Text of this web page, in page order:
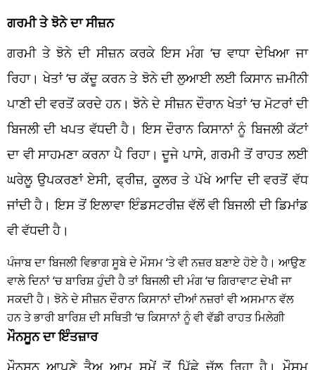
ਗਰਮੀ ਤੇ ਝੋਨੇ ਦਾ ਸੀਜ਼ਨ
ਗਰਮੀ ਤੇ ਝੋਨੇ ਦੀ ਸੀਜ਼ਨ ਕਰਕੇ ਇਸ ਮੰਗ ‘ਚ ਵਾਧਾ ਦੇਖਿਆ ਜਾ
ਰਿਹਾ। ਖੇਤਾਂ ‘ਚ ਕੱਦੂ ਕਰਨ ਤੇ ਝੋਨੇ ਦੀ ਲੁਆਈ ਲਈ ਕਿਸਾਨ ਜ਼ਮੀਨੀ
ਪਾਣੀ ਦੀ ਵਰਤੋਂ ਕਰਦੇ ਹਨ। ਝੋਨੇ ਦੇ ਸੀਜ਼ਨ ਦੌਰਾਨ ਖੇਤਾਂ ‘ਚ ਮੋਟਰਾਂ ਦੀ
ਬਿਜਲੀ ਦੀ ਖਪਤ ਵੱਧਦੀ ਹੈ। ਇਸ ਦੌਰਾਨ ਕਿਸਾਨਾਂ ਨੂੰ ਬਿਜਲੀ ਕੱਟਾਂ
ਦਾ ਵੀ ਸਾਹਮਣਾ ਕਰਨਾ ਪੈ ਰਿਹਾ। ਦੂਜੇ ਪਾਸੇ, ਗਰਮੀ ਤੋਂ ਰਾਹਤ ਲਈ
ਘਰੇਲੂ ਉਪਕਰਣਾਂ ਏਸੀ, ਫ੍ਰੀਜ਼, ਕੂਲਰ ਤੇ ਪੱਖੇ ਆਦਿ ਦੀ ਵਰਤੋਂ ਵੱਧ
ਜਾਂਦੀ ਹੈ। ਇਸ ਤੋਂ ਇਲਾਵਾ ਇੰਡਸਟਰੀਜ਼ ਵੱਲੋਂ ਵੀ ਬਿਜਲੀ ਦੀ ਡਿਮਾਂਡ
ਵੀ ਵੱਧਦੀ ਹੈ।
ਪੰਜਾਬ ਦਾ ਬਿਜਲੀ ਵਿਭਾਗ ਸੂਬੇ ਦੇ ਮੌਸਮ ‘ਤੇ ਵੀ ਨਜ਼ਰ ਬਣਾਏ ਹੋਏ ਹੈ। ਆਉਣ
ਵਾਲੇ ਦਿਨਾਂ ‘ਚ ਬਾਰਿਸ਼ ਹੁੰਦੀ ਹੈ ਤਾਂ ਬਿਜਲੀ ਦੀ ਮੰਗ ‘ਚ ਗਿਰਾਵਾਟ ਦੇਖੀ ਜਾ
ਸਕਦੀ ਹੈ। ਝੋਨੇ ਦੇ ਸੀਜ਼ਨ ਦੌਰਾਨ ਕਿਸਾਨਾਂ ਦੀਆਂ ਨਜ਼ਰਾਂ ਵੀ ਅਸਮਾਨ ਵੱਲ
ਹਨ ਤੇ ਭਾਰੀ ਬਾਰਿਸ਼ ਦੀ ਸਥਿਤੀ ‘ਚ ਕਿਸਾਨਾਂ ਨੂੰ ਵੀ ਵੱਡੀ ਰਾਹਤ ਮਿਲੇਗੀ
ਮੌਨਸੂਨ ਦਾ ਇੰਤਜ਼ਾਰ
ਮੌਨਸੂਨ ਆਪਣੇ ਤੈਅ ਆਮ ਸਮੇਂ ਤੋਂ ਪਿੱਛੇ ਚੱਲ ਰਿਹਾ ਹੈ। ਮੌਸਮ